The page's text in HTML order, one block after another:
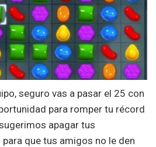
seguro vas a pasar el 25 con
para romper tu récord
apagar tus
que tus amigos no le den